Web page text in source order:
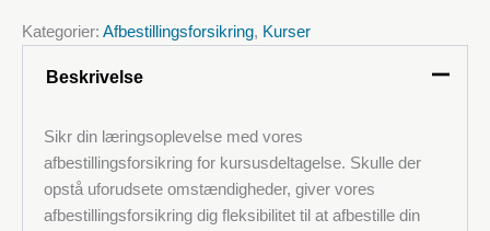
Kategorier: Afbestillingsforsikring, Kurser
Beskrivelse
Sikr din læringsoplevelse med vores
afbestillingsforsikring for kursusdeltagelse. Skulle der
opstå uforudsete omstændigheder, giver vores
afbestillingsforsikring dig fleksibilitet til at afbestille din